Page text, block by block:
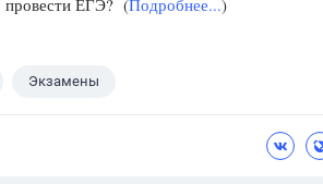
провести ЕГЭ? (Подробнее...)
Экзамены